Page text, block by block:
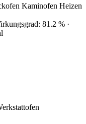
Kaminofen Heizen
81.2 % ·